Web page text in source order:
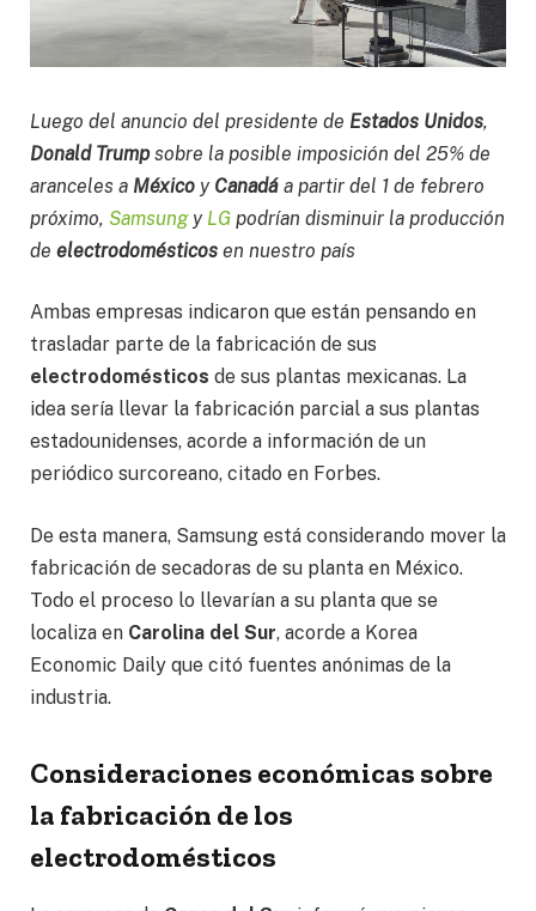
Luego del anuncio del presidente de Estados Unidos,
Donald Trumpsobre la posible imposición del 25% de
aranceles a México y Canadá a partir del 1 de febrero
próximo, Samsungy LG podrían disminuir la producción
de electrodomésticos en nuestro país
Ambas empresas indicaron que están pensando en
trasladar parte de la fabricación de sus
electrodomésticos de sus plantas mexicanas. La
idea sería llevar la fabricación parcial a sus plantas
estadounidenses, acorde a información de un
periódico surcoreano, citado en Forbes.
De esta manera, Samsung está considerando mover la
fabricación de secadoras de su planta en México.
Todo el proceso lo llevarían a su planta que se
localiza en Carolina del Sur, acorde a Korea
Economic Daily que citó fuentes anónimas de la
industria.
Consideraciones económicas sobre
la fabricación de los
electrodomésticos